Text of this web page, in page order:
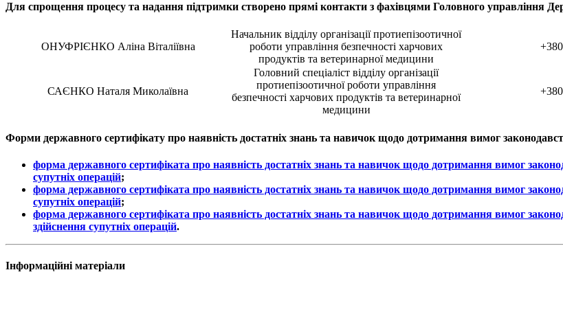
Для спрощення процесу та надання підтримки створено прямі контакти з фахівцями Головного управління
ОНУФРІЄНКО Аліна Віталіївна
Начальник відділу організації протиепізоотичної
роботи управління безпечності харчових
продуктів та ветеринарної медицини
САЄНКО Наталя Миколаївна
Головний спеціаліст відділу організації
протиепізоотичної роботи управління
безпечності харчових продуктів та ветеринарної
медицини
Форми державного сертифікату про наявність достатніх знань та навичок щодо дотримання вимог
форма державного сертифіката про наявність достатніх знань та навичок щодо дотримання вимог
супутніх операцій;
форма державного сертифіката про наявність достатніх знань та навичок щодо дотримання вимог
супутніх операцій;
форма державного сертифіката про наявність достатніх знань та навичок щодо дотримання вимог
здійснення супутніх операцій.
Інформаційні матеріали